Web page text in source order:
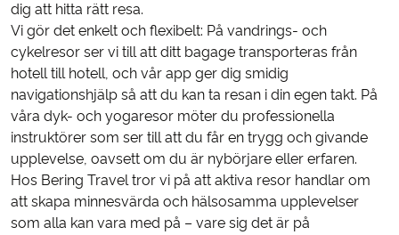
dig att hitta rätt resa.
Vi gör det enkelt och flexibelt: På vandrings- och
cykelresor ser vi till att ditt bagage transporteras från
hotell till hotell, och vår app ger dig smidig
navigationshjälp så att du kan ta resan i din egen takt. På
våra dyk- och yogaresor möter du professionella
instruktörer som ser till att du får en trygg och givande
upplevelse, oavsett om du är nybörjare eller erfaren.
Hos Bering Travel tror vi på att aktiva resor handlar om
att skapa minnesvärda och hälsosamma upplevelser
som alla kan vara med på – vare sig det är på